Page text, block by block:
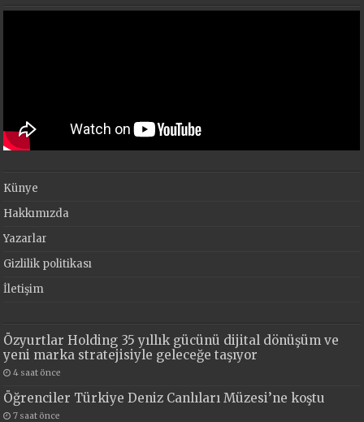
Künye
Hakkımızda
Yazarlar
Gizlilik politikası
İletişim
Özyurtlar Holding 35 yıllık gücünü dijital dönüşüm ve
yeni marka stratejisiyle geleceğe taşıyor
4 saat önce
Öğrenciler Türkiye Deniz Canlıları Müzesi’ne koştu
7 saat önce